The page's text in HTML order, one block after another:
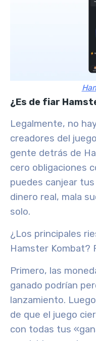
¿Es de fiar
Legalmente, no
creadores del
gente detrás de
cero obligaciones
puedes canjear
dinero real, mala
solo.
¿Los principales
Hamster Kombat?
Primero, las
ganado podrían
lanzamiento.
de que el juego
con todas tus